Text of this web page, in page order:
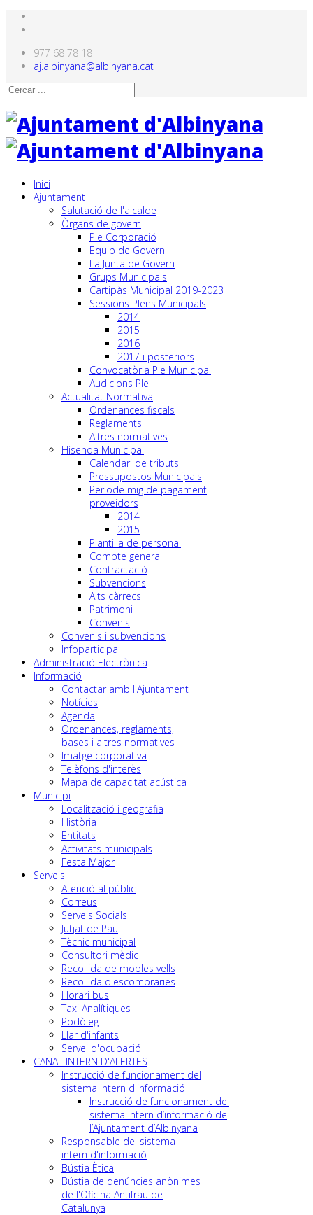
977 68 78 18
aj.albinyana@albinyana.cat
Inici
Ajuntament
Salutació de l'alcalde
Òrgans de govern
Ple Corporació
Equip de Govern
La Junta de Govern
Grups Municipals
Cartipàs Municipal 2019-2023
Sessions Plens Municipals
2014
2015
2016
2017 i posteriors
Convocatòria Ple Municipal
Audicions Ple
Actualitat Normativa
Ordenances fiscals
Reglaments
Altres normatives
Hisenda Municipal
Calendari de tributs
Pressupostos Municipals
Periode mig de pagament
proveidors
2014
2015
Plantilla de personal
Compte general
Contractació
Subvencions
Alts càrrecs
Patrimoni
Convenis
Convenis i subvencions
Infoparticipa
Administració Electrònica
Informació
Contactar amb l'Ajuntament
Notícies
Agenda
Ordenances, reglaments,
bases i altres normatives
Imatge corporativa
Telèfons d'interès
Mapa de capacitat acústica
Municipi
Localització i geografia
Història
Entitats
Activitats municipals
Festa Major
Serveis
Atenció al públic
Correus
Serveis Socials
Jutjat de Pau
Tècnic municipal
Consultori mèdic
Recollida de mobles vells
Recollida d'escombraries
Horari bus
Taxi Analítiques
Podòleg
Llar d'infants
Servei d'ocupació
CANAL INTERN D'ALERTES
Instrucció de funcionament del
sistema intern d'informació
Instrucció de funcionament del
sistema intern d’informació de
l’Ajuntament d’Albinyana
Responsable del sistema
intern d'informació
Bústia Ètica
Bústia de denúncies anònimes
de l'Oficina Antifrau de
Catalunya